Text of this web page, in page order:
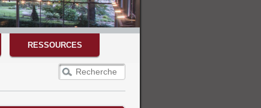
RESSOURCES